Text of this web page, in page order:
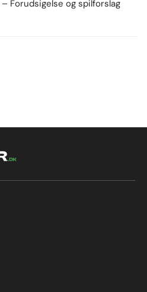
Forudsigelse og spilforslag